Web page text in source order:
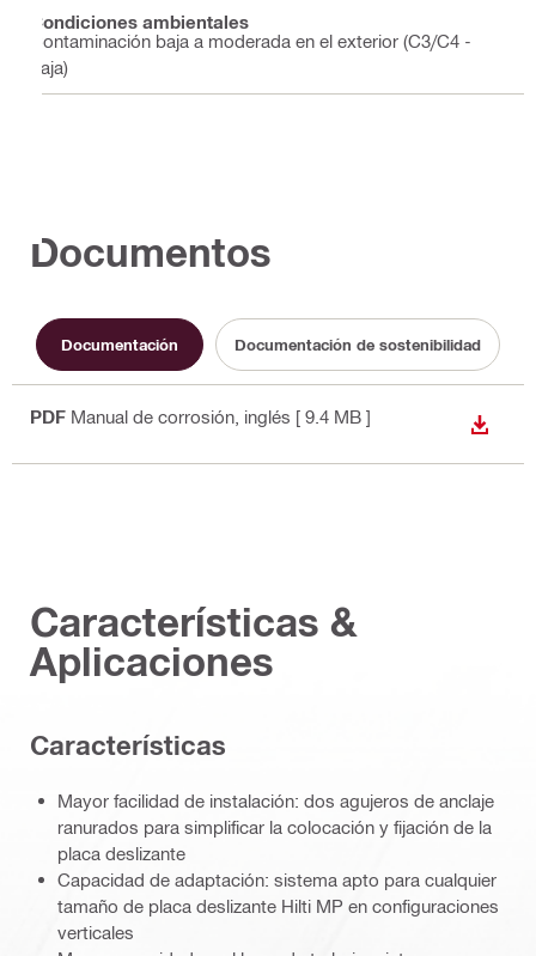
Condiciones ambientales
Contaminación baja a moderada en el exterior (C3/C4 -
baja)
Documentos
Documentación Documentación de sostenibilidad
PDF Manual de corrosión , inglés [ 9.4 MB ]
Características &
Aplicaciones
Características
Mayor facilidad de instalación: dos agujeros de anclaje
ranurados para simplificar la colocación y fijación de la
placa deslizante
Capacidad de adaptación: sistema apto para cualquier
tamaño de placa deslizante Hilti MP en configuraciones
verticales